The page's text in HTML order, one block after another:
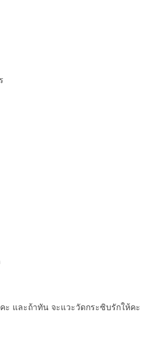
ะ และถ้าทัน จะแวะวัดกระซิบรักให้คะ